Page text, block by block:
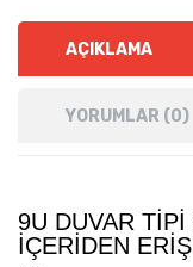
AÇIKLAMA
YORUMLAR (0)
9U DUVAR
İÇERIDEN